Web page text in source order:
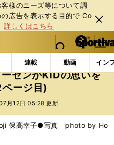
様のニーズ等について調
広告を表⽰する⽬的で Co
詳しくはこちら
閉じ
る
web Sportiva (webスポルティーバ)
検索
マイペ
ー
ジ
メニュ
連載 動画 イン
格闘技 その他 山本家の
センがKIDの思いを
ージ目)
月12日 05:28 更新
保高幸子●写真 photo by Ho